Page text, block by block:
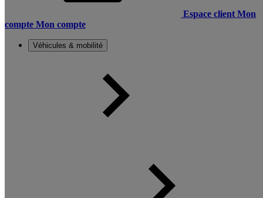
Espace client Mon
compte Mon compte
Véhicules & mobilité